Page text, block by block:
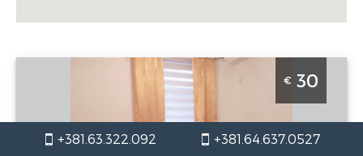
+381.63.322.092 +381.64.637.0527
Studio Apartman Dilajla Beograd Zvezdara je lepo
uredjen stan na dan za 2 osobe u Mirijevu
Lokacija:
Gosti:2
€ 30